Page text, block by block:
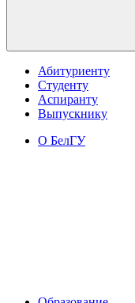
Абитуриенту
Студенту
Аспиранту
Выпускнику
О БелГУ